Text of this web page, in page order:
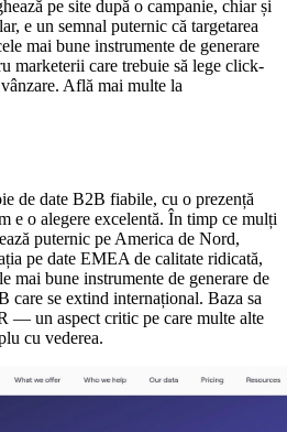
pe site după o campanie, chiar și
e un semnal puternic că targetarea
mai bune instrumente de generare
marketerii care trebuie să lege click-
Află mai multe la
de date B2B fiabile, cu o prezență
e o alegere excelentă. În timp ce mulți
puternic pe America de Nord,
pe date EMEA de calitate ridicată,
mai bune instrumente de generare de
care se extind internațional. Baza sa
— un aspect critic pe care multe alte
cu vederea.